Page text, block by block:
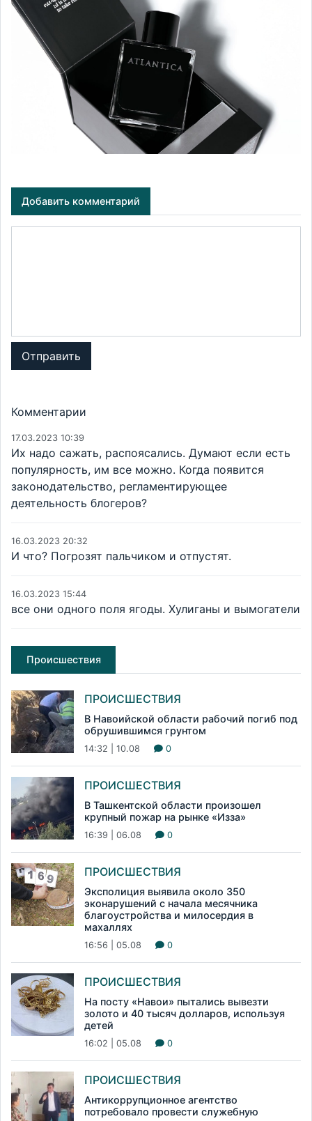
Добавить комментарий
Отправить
Комментарии
17.03.2023 10:39
Их надо сажать, распоясались. Думают если есть
популярность, им все можно. Когда появится
законодательство, регламентирующее
деятельность блогеров?
16.03.2023 20:32
И что? Погрозят пальчиком и отпустят.
16.03.2023 15:44
все они одного поля ягоды. Хулиганы и вымогатели
Происшествия
ПРОИСШЕСТВИЯ
В Навоийской области рабочий погиб под
обрушившимся грунтом
14:32 | 10.08 0
ПРОИСШЕСТВИЯ
В Ташкентской области произошел
крупный пожар на рынке «Изза»
16:39 | 06.08 0
ПРОИСШЕСТВИЯ
Эксполиция выявила около 350
эконарушений с начала месячника
благоустройства и милосердия в
махаллях
16:56 | 05.08 0
ПРОИСШЕСТВИЯ
На посту «Навои» пытались вывезти
золото и 40 тысяч долларов, используя
детей
16:02 | 05.08 0
ПРОИСШЕСТВИЯ
Антикоррупционное агентство
потребовало провести служебную